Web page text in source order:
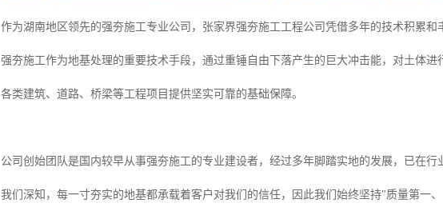
作为湖南地区领先的强夯施工专业公司，张家界强夯施工工程公司凭借多年的技术积累
强夯施工作为地基处理的重要技术手段，通过重锤自由下落产生的巨大冲击能，对土体
各类建筑、道路、桥梁等工程项目提供坚实可靠的基础保障。
公司创始团队是国内较早从事强夯施工的专业建设者，经过多年脚踏实地的发展，已在
我们深知，每一寸夯实的地基都承载着客户对我们的信任，因此我们始终坚持"质量第一